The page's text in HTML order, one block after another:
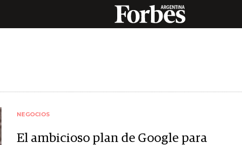
NEGOCIOS
El ambicioso plan de Google para